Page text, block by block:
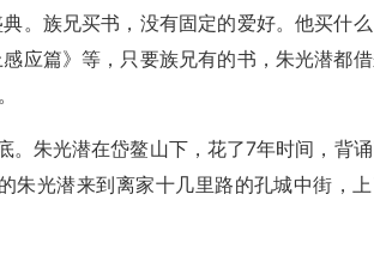
。族兄买书，没有固定的爱好。他买什么
应篇》等，只要族兄有的书，朱光潜都
。朱光潜在岱鳌山下，花了7年时间，背
朱光潜来到离家十几里路的孔城中街，